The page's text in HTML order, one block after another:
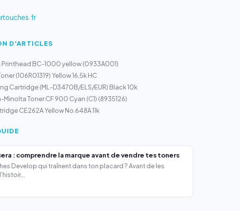
D'ARTICLES
Printhead BC-1000 yellow (0933A001)
(106R01319) Yellow 16,5k HC
Cartridge (ML-D3470B/ELS/EUR) Black 10k
Minolta Toner CF 900 Cyan (C1) (8935126)
CE262A Yellow No.648A 11k
: comprendre la marque avant de vendre tes toners
Develop qui traînent dans ton placard ? Avant de les